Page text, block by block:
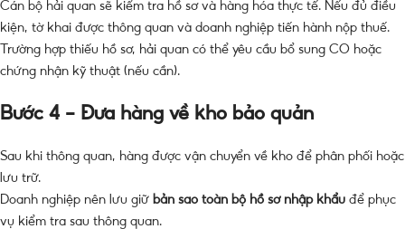
Cán bộ hải quan sẽ kiểm tra hồ sơ và hàng hóa thực tế. Nếu đủ điều
kiện, tờ khai được thông quan và doanh nghiệp tiến hành nộp thuế.
Trường hợp thiếu hồ sơ, hải quan có thể yêu cầu bổ sung CO hoặc
chứng nhận kỹ thuật (nếu cần).
Bước 4 – Đưa hàng về kho bảo quản
Sau khi thông quan, hàng được vận chuyển về kho để phân phối hoặc
lưu trữ.
Doanh nghiệp nên lưu giữ bản sao toàn bộ hồ sơ nhập khẩu để phục
vụ kiểm tra sau thông quan.